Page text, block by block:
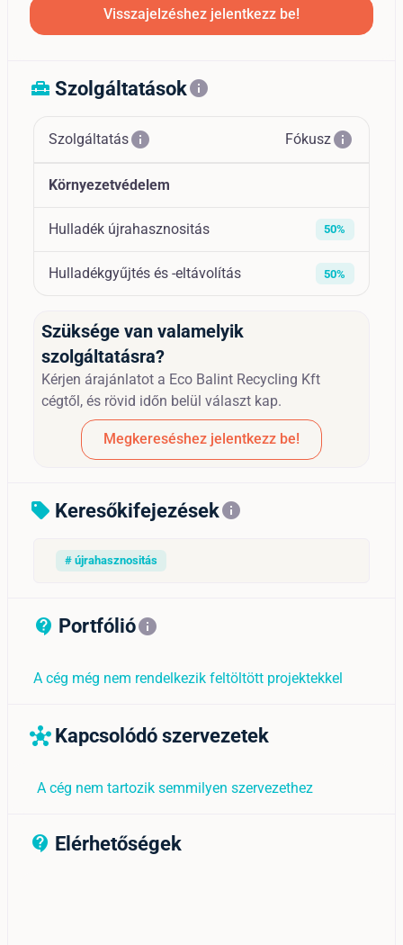
Visszajelzéshez jelentkezz be!
home_repair_service Szolgáltatásokinfo
Szolgáltatásinfo Fókuszinfo
Környezetvédelem
Hulladék újrahasznositás 50%
Hulladékgyűjtés és -eltávolítás 50%
Szüksége van valamelyik
szolgáltatásra?
Kérjen árajánlatot a Eco Balint Recycling Kft
cégtől, és rövid időn belül választ kap.
Megkereséshez jelentkezz be!
sell Keresőkifejezésekinfo
# újrahasznositás
contact_support_outline
Portfólióinfo
A cég még nem rendelkezik feltöltött projektekkel
hub Kapcsolódó szervezetek
A cég nem tartozik semmilyen szervezethez
contact_support_outline
Elérhetőségek